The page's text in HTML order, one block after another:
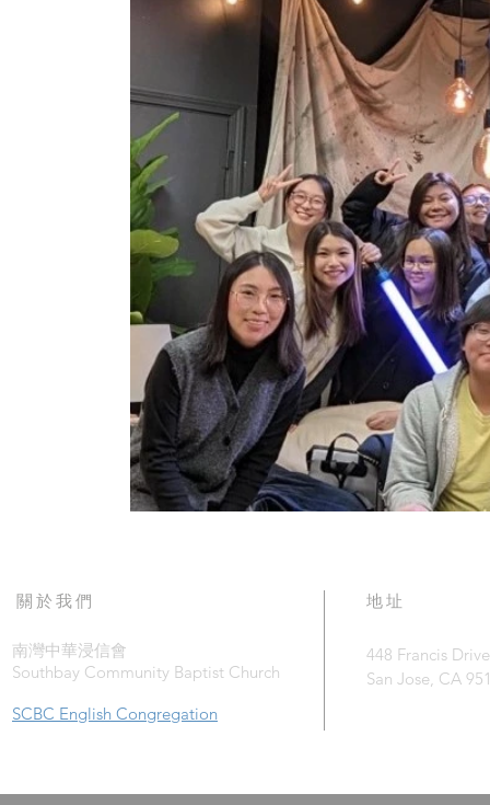
關於我們
南灣中華浸信會
Southbay Community Baptist Church
SCBC English Congregation
地址
448 Francis
San Jose, CA